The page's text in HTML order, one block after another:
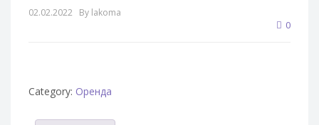
02.02.2022 By lakoma
0
Category: Оренда